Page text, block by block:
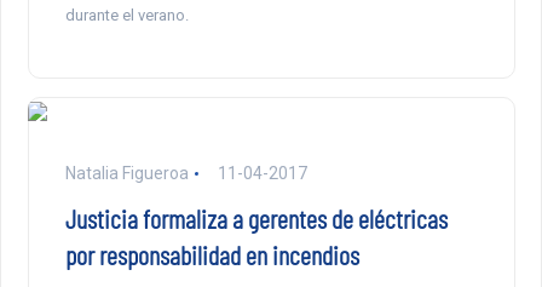
durante el verano.
Natalia Figueroa 11-04-2017
Justicia formaliza a gerentes de eléctricas
por responsabilidad en incendios